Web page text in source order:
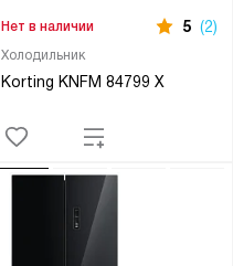
Холодильник
Korting KNFM 84799 X
Нет в наличии 5 (2)